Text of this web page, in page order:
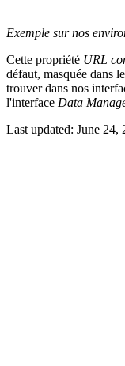
Exemple sur nos
Cette propriété URL
défaut, masquée dans
trouver dans nos
l'interface Data
Last updated: June 24,